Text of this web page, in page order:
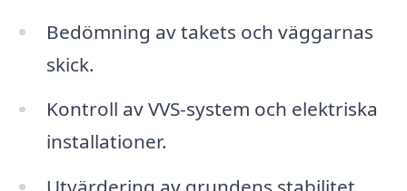
Bedömning av takets och väggarnas
skick.
Kontroll av VVS-system och elektriska
installationer.